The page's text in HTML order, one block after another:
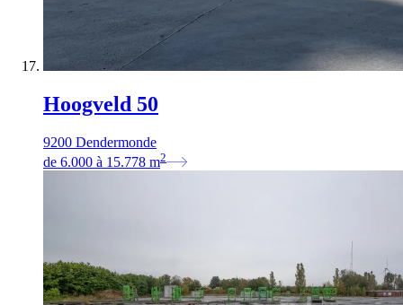
Hoogveld 50
9200 Dendermonde
de 6.000 à 15.778 m2